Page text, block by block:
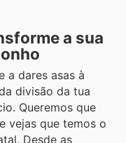
a sua
a dares asas à
divisão da tua
Queremos que
vejas que temos o
Desde as